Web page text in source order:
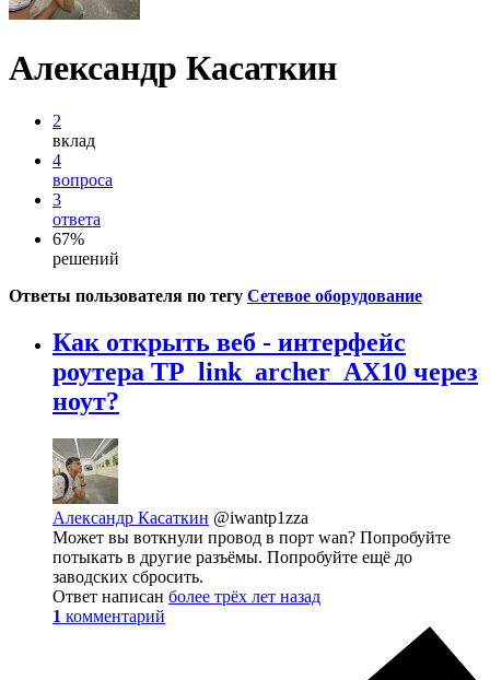
Александр Касаткин
2
вклад
4
вопроса
3
ответа
67%
решений
Ответы пользователя по тегу Сетевое оборудование
Как открыть веб - интерфейс
роутера TP_link_archer_AX10 через
ноут?
Александр Касаткин @iwantp1zza
Может вы воткнули провод в порт wan? Попробуйте
потыкать в другие разъёмы. Попробуйте ещё до
заводских сбросить.
Ответ написан более трёх лет назад
1 комментарий